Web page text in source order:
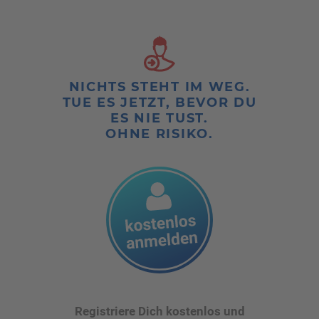
NICHTS STEHT IM WEG.
TUE ES JETZT, BEVOR DU
ES NIE TUST.
OHNE RISIKO.
Registriere Dich kostenlos und